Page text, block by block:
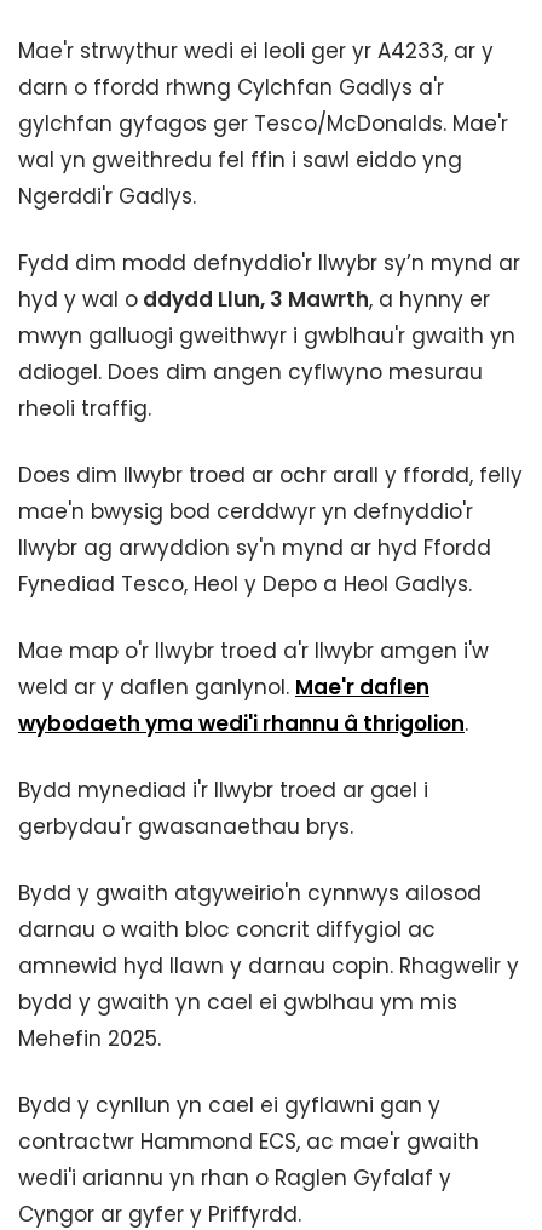
Mae'r strwythur wedi ei leoli ger yr A4233, ar y
darn o ffordd rhwng Cylchfan Gadlys a'r
gylchfan gyfagos ger Tesco/McDonalds. Mae'r
wal yn gweithredu fel ffin i sawl eiddo yng
Ngerddi'r Gadlys.
Fydd dim modd defnyddio'r llwybr sy’n mynd ar
hyd y wal o ddydd Llun, 3 Mawrth, a hynny er
mwyn galluogi gweithwyr i gwblhau'r gwaith yn
ddiogel. Does dim angen cyflwyno mesurau
rheoli traffig.
Does dim llwybr troed ar ochr arall y ffordd, felly
mae'n bwysig bod cerddwyr yn defnyddio'r
llwybr ag arwyddion sy'n mynd ar hyd Ffordd
Fynediad Tesco, Heol y Depo a Heol Gadlys.
Mae map o'r llwybr troed a'r llwybr amgen i'w
weld ar y daflen ganlynol. Mae'r daflen
wybodaeth yma wedi'i rhannu â thrigolion.
Bydd mynediad i'r llwybr troed ar gael i
gerbydau'r gwasanaethau brys.
Bydd y gwaith atgyweirio'n cynnwys ailosod
darnau o waith bloc concrit diffygiol ac
amnewid hyd llawn y darnau copin. Rhagwelir y
bydd y gwaith yn cael ei gwblhau ym mis
Mehefin 2025.
Bydd y cynllun yn cael ei gyflawni gan y
contractwr Hammond ECS, ac mae'r gwaith
wedi'i ariannu yn rhan o Raglen Gyfalaf y
Cyngor ar gyfer y Priffyrdd.